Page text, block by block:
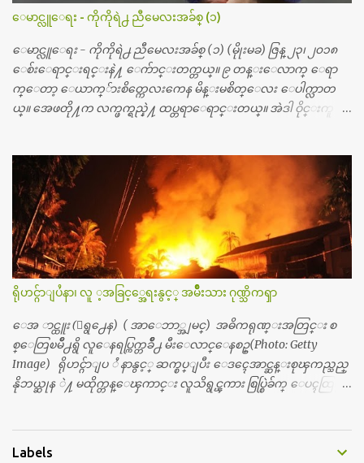
တယ္သိရပါတယ္။ တခါတေလ ကိုယ္လက္ေျခ၊ ဦးေႏွာက္ေတြ အေသး
စိတ္ၾကည့္လိုရင္ ဒီစက္ၾကီးေတြနဲ႔ စမ္းသပ္ရပါတယ္။ ခႏၱာကိုယ္အစိတ္ပို
င္း ကလီစာေတြကိုၾကည့္ရႈတဲ့ အာလထရာေဆာင္း2 စက္ေတြ
ကေတာ့ ေစ်းသိပ္မႀကီးလို႔ ျမန္မာျပည္ေဆးရံုတိုင္းရွိပါတယ္။
တစ္ခါစမ္းရင္ က်ပ္တစ္ေသာင္းေလာက္ က်သင့္ပါတယ္။ စာေရးသူ လြ
န္ခဲ့တဲ့ (၂)...
ေမာင္လူေရး - ကိုကိုရဲ႕ ညီမေလးအခ်စ္ (၁)
ေမာင္လူေရး - ကိုကိုရဲ႕ ညီမေလးအခ်စ္ (၁) (မိုုးမခ) ဇြန္ ၂၃၊ ၂၀၁၈
ေစ်းေရာင္းရင္းနဲ႔ ေက်ာင္းတက္တယ္။ ၉ တန္းေလာက္ ေရာ
က္ေတာ့ ေယာက္်ားစိတ္ကေလးကေန မိန္းမစိတ္ေလး ေပါက္လာတ
ယ္။ အေဖတို႔က လက္ဖက္ရည္နဲ႔ ထပ္တရာေရာင္းတယ္။ အဲဒါ ဝိုင္းကူ
တယ္။ ပန္းပန္တယ္။ မိန္းကေလး အဝတ္အစားေတြကိုလည္း ခုိးဝတ္တ
ယ္။ မိန္းမစိတ္ရွိေတာ့ ရွိေပမယ့္ ကိုယ့္ကိုယ္ကို မိန္းမစိတ္ေပါက္မွန္း
သိတာက ၉ တန္း၊ ၁၀ တန္းေလာက္ကမွ။ ညီအစ္ကို ေမာင္နွမ အားလံုး ၆
ေယာက္ရွိတယ္။ အစ္ကို ၃ ေယာက္၊ အစ္မ ႏွစ္ေယာက္။ အစ္ကိုေတြက
လည္း သူ႔ အေပါင္းအသင္းနဲ႔ သူဆိုေတာ့ အမေတြနဲ႔ဘဲ ေပါ
င္းတယ္။ ျပီးေတာ့ အေဖကလည္း ေယာက္်ားဆုိ ေယာ
က္်ားေလးလုိဘဲ ေနေစခ်င္တယ္။ အေဖ့ကို ေၾကာက္လည္း ေၾကာ
က္ရတယ္။ ေယာက္်ားဘဝဆုိတာ ျမင့္ျမတ္တယ္ေပါ့။ ေယာ
က္်ားေလး စိတ္လည္း ရွိေအာင္ ဘာသာေရးလည္း လုိက္စားေအာင္
တန္ခူးလဆုိ တစ္လလံုး ကိုရင္ ဝတ္ခုိင္းတယ္။ ေက်ာင္းမွာဆုိရင္ ေ
ယာက္်ားေလးေတြက ကိုယ့္ကို ဘာပဲျဖစ္ျဖစ္ မၾကားတၾကား စ
ရင္စတယ္။ အေျခာက္ ဘာညာေပါ့၊ အာ့့လုိေလးေတြ စတာေပါ့။
ရိုဟင္ဂ်ာျပႆနာ၊ လူ ့အခြင့္အေရးနွင့္ အမ်ိဳးသား ဂုဏ္သိကၡာ
ေအ ာင္ထူး (ေရွ႕ေန) ( အာေဘာ္အျမင္) အဓိကရုဏ္းအတြင္း စ
စ္ေတြၿမိဳ႕ရွိ လူေနရပ္ကြက္တခ်ိဳ႕ မီးေလာင္ေနစဥ္(Photo: Getty
Image) ရိုဟင္ဂ်ာျပ ႆ နာနွင့္ ဆက္စပ္ျပီး ေဒၚေအာင္ဆန္းစုၾကည္သည္
နိုဘယ္ဆုန ဲ႔ မထိုက္တန္ေၾကာင္း လူသိရွင္ၾကား စြပ္စြဲခ်က္ ေပၚထြက္လာ
Labels